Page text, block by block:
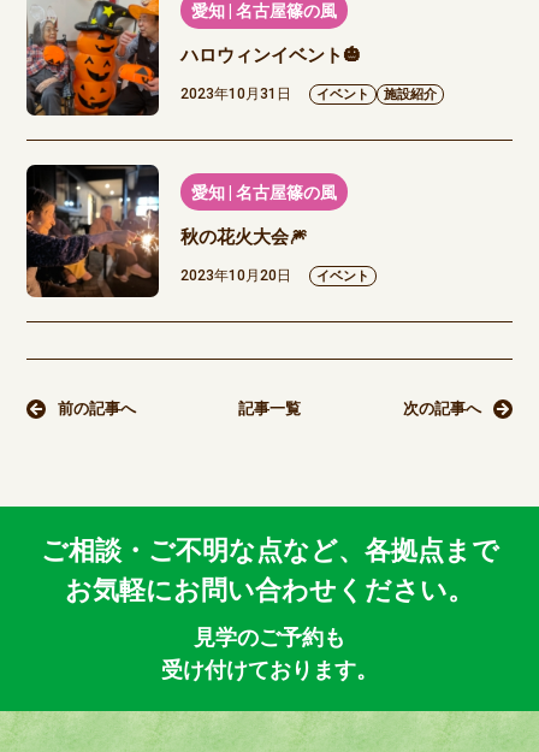
愛知 | 名古屋篠の風
ハロウィンイベント🎃
2023年10月31日 イベント 施設紹介
愛知 | 名古屋篠の風
秋の花火大会🎆
2023年10月20日 イベント
前の記事へ 記事一覧 次の記事へ
ご相談・ご不明な点など、各拠点まで
お気軽にお問い合わせください。
見学のご予約も
受け付けております。